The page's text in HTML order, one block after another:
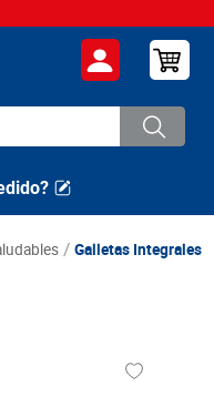
Galletas Integrales